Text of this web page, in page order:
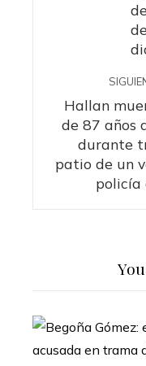
Hallan
de 87 años
durante
patio de un
policía